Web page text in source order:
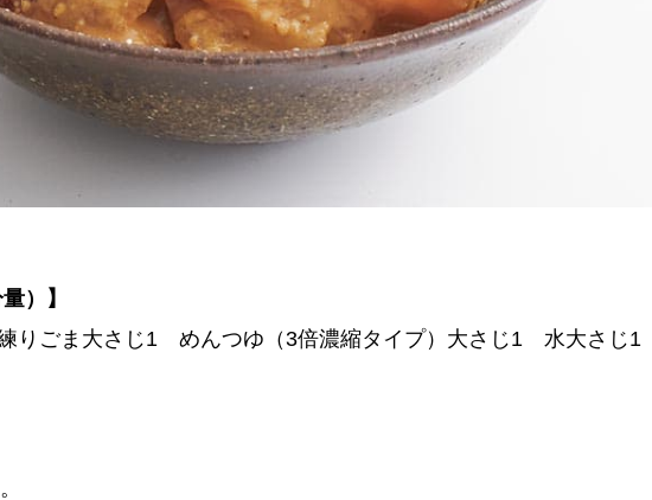
）】
りごま大さじ1 めんつゆ（3倍濃縮タイプ）大さじ1 水大さじ1